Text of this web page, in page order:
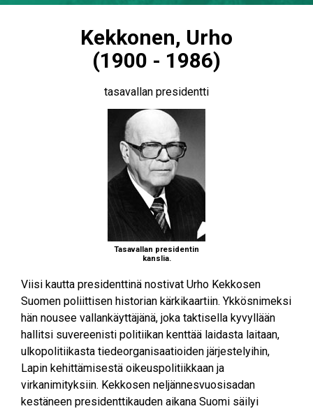
Kekkonen, Urho
(1900 - 1986)
tasavallan presidentti
Tasavallan presidentin
kanslia.
Viisi kautta presidenttinä nostivat Urho Kekkosen
Suomen poliittisen historian kärkikaartiin. Ykkösnimeksi
hän nousee vallankäyttäjänä, joka taktisella kyvyllään
hallitsi suvereenisti politiikan kenttää laidasta laitaan,
ulkopolitiikasta tiedeorganisaatioiden järjestelyihin,
Lapin kehittämisestä oikeuspolitiikkaan ja
virkanimityksiin. Kekkosen neljännesvuosisadan
kestäneen presidenttikauden aikana Suomi säilyi